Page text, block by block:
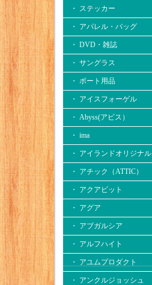
・ ステッカー
・ アパレル・バッグ
・ DVD・雑誌
・ サングラス
・ ボート用品
・ アイスフォーゲル
・ Abyss(アビス）
・ ima
・ アイランドオリジナル
・ アチック（ATTIC）
・ アクアビット
・ アグア
・ アブガルシア
・ アルフハイト
・ アユムプロダクト
・ アンクルジョッシュ